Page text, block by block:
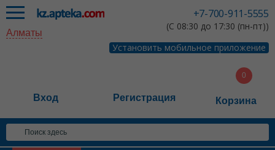
+7-700-911-5555
(С 08:30 до 17:30 (пн-пт))
Установить мобильное приложение
Алматы
Вход Регистрация Корзина